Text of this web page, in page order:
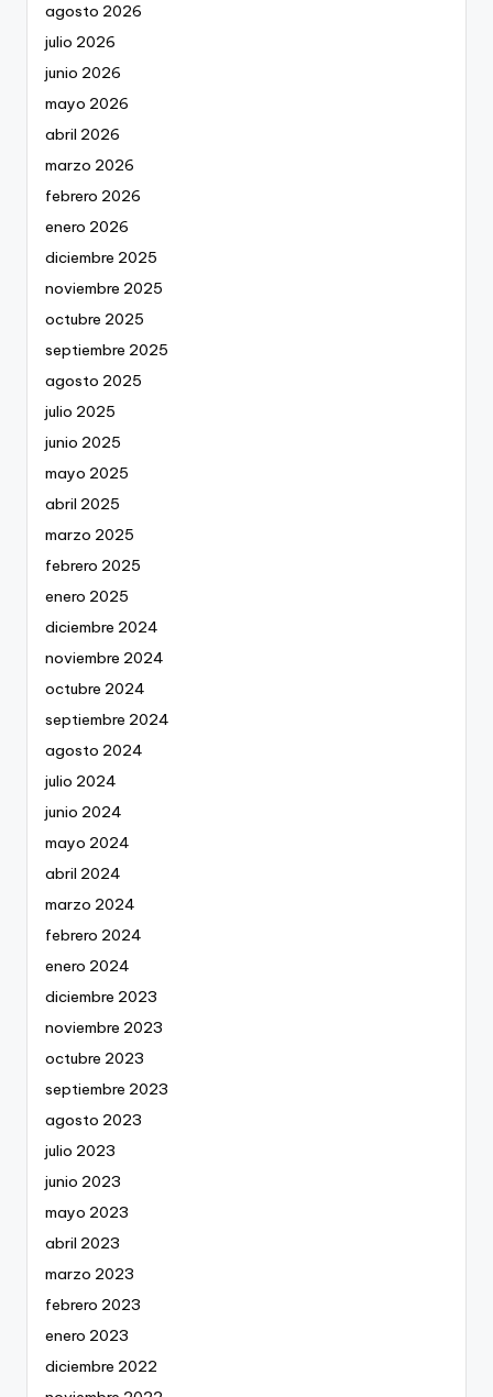
agosto 2026
julio 2026
junio 2026
mayo 2026
abril 2026
marzo 2026
febrero 2026
enero 2026
diciembre 2025
noviembre 2025
octubre 2025
septiembre 2025
agosto 2025
julio 2025
junio 2025
mayo 2025
abril 2025
marzo 2025
febrero 2025
enero 2025
diciembre 2024
noviembre 2024
octubre 2024
septiembre 2024
agosto 2024
julio 2024
junio 2024
mayo 2024
abril 2024
marzo 2024
febrero 2024
enero 2024
diciembre 2023
noviembre 2023
octubre 2023
septiembre 2023
agosto 2023
julio 2023
junio 2023
mayo 2023
abril 2023
marzo 2023
febrero 2023
enero 2023
diciembre 2022